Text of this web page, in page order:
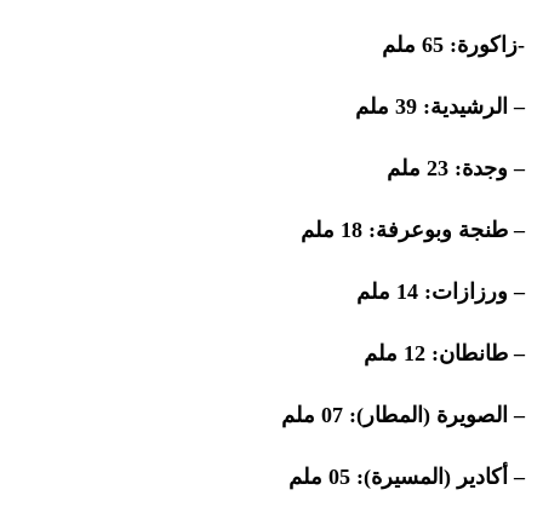
-زاكورة: 65 ملم
– الرشيدية: 39 ملم
– وجدة: 23 ملم
– طنجة وبوعرفة: 18 ملم
– ورزازات: 14 ملم
– طانطان: 12 ملم
– الصويرة (المطار): 07 ملم
– أكادير (المسيرة): 05 ملم